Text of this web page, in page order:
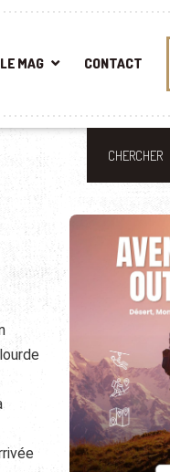
LE MAG CONTACT